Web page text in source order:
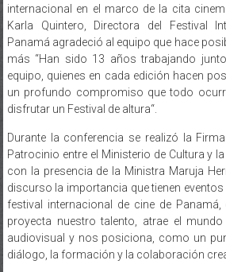
internacional en el marco de la cita
Karla Quintero, Directora del Festival
Panamá agradeció al equipo que hace
más “Han sido 13 años trabajando
equipo, quienes en cada edición hacen
un profundo compromiso que todo
disfrutar un Festival de altura“.
Durante la conferencia se realizó la
Patrocinio entre el Ministerio de Cultura y
con la presencia de la Ministra Maruja
discurso la importancia que tienen eventos
festival internacional de cine de
proyecta nuestro talento, atrae el
audiovisual y nos posiciona, como un
diálogo, la formación y la colaboración